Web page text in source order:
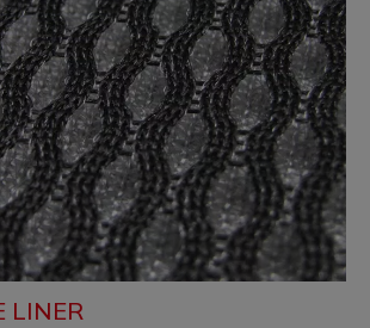
LINER